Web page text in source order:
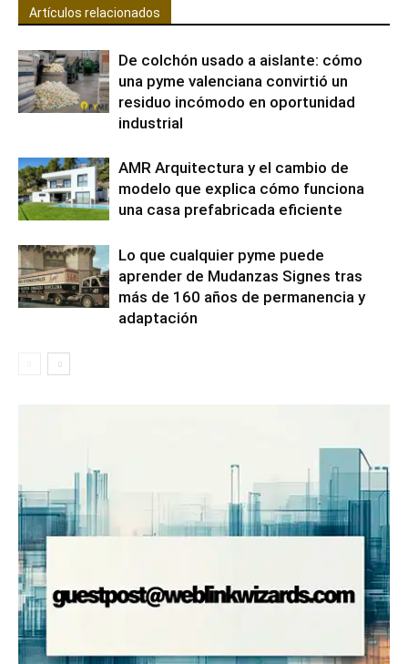
Artículos relacionados
De colchón usado a aislante: cómo
una pyme valenciana convirtió un
residuo incómodo en oportunidad
industrial
AMR Arquitectura y el cambio de
modelo que explica cómo funciona
una casa prefabricada eficiente
Lo que cualquier pyme puede
aprender de Mudanzas Signes tras
más de 160 años de permanencia y
adaptación